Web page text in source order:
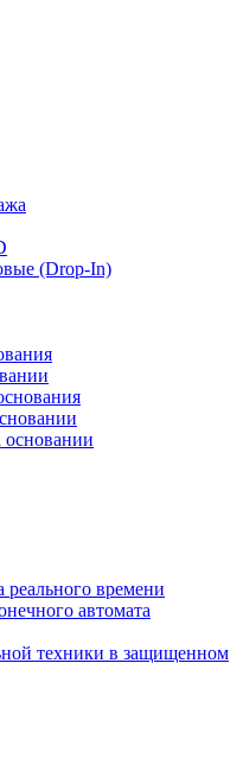
(Drop-In)
основании
времени
автомата
техники в защищенном